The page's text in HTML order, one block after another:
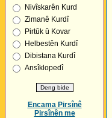
Nivîskarên Kurd
Zimanê Kurdî
Pirtûk û Kovar
Helbestên Kurdî
Dibistana Kurdî
Ansîklopedî
Encama Pirsînê
Pirsînên me